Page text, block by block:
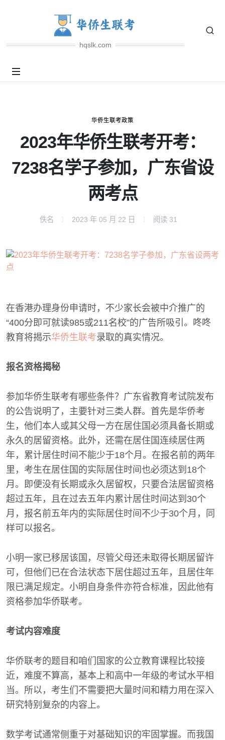
hqslk.com
华侨生联考政策
2023年华侨生联考开考：
7238名学子参加，广东省设
两考点
佚名 2023 年 05 月 22 日 阅读 31
在香港办理身份申请时，不少家长会被中介推广的
“400分即可就读985或211名校”的广告所吸引。咚咚
教育将揭示华侨生联考录取的真实情况。
报名资格揭秘
参加华侨生联考有哪些条件？广东省教育考试院发布
的公告说明了，主要针对三类人群。首先是华侨考
生，他们本人或其父母一方在居住国必须具备长期或
永久的居留资格。此外，还需在居住国连续居住两
年，累计居住时间不能少于18个月。在报名前的两年
里，考生在居住国的实际居住时间也必须达到18个
月。即便没有长期或永久居留权，只要合法居留资格
超过五年，且在过去五年内累计居住时间达到30个
月，报名前五年内的实际居住时间不少于30个月，同
样可以报名。
小明一家已移居该国，尽管父母还未取得长期居留许
可，但他们已在合法状态下居住超过五年，且居住年
限已满足规定。小明自身条件亦符合标准，因此他有
资格参加华侨联考。
考试内容难度
华侨联考的题目和咱们国家的公立教育课程比较接
近，难度不算高，基本上和高中一年级的考试水平相
当。所以，考生们不需要把大量时间和精力用在深入
研究特别复杂的内容上。
数学考试通常侧重于对基础知识的牢固掌握。而我国